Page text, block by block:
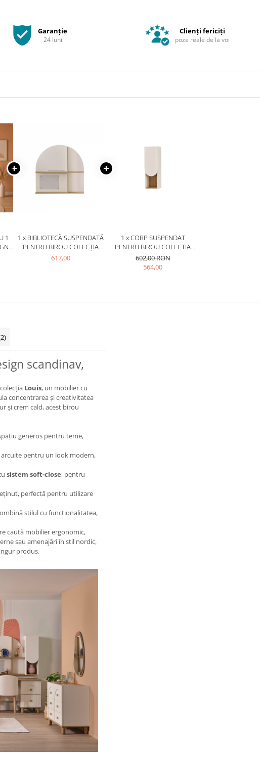
Garanție
24 luni
Clienți fericiți
poze reale de la voi
1
1 x BIBLIOTECĂ SUSPENDATĂ
PENTRU BIROU COLECȚIA
LOUIS, 90X15X90 CM
617,00
1 x CORP SUSPENDAT
PENTRU BIROU COLECTIA
LOUIS, 30X28X90 CM
602,00 RON
564,00
scandinav,
Louis, un mobilier cu
concentrarea și creativitatea
și crem cald, acest birou
generos pentru teme,
pentru un look modern,
sistem soft-close, pentru
perfectă pentru utilizare
stilul cu funcționalitatea,
caută mobilier ergonomic,
sau amenajări în stil nordic,
produs.